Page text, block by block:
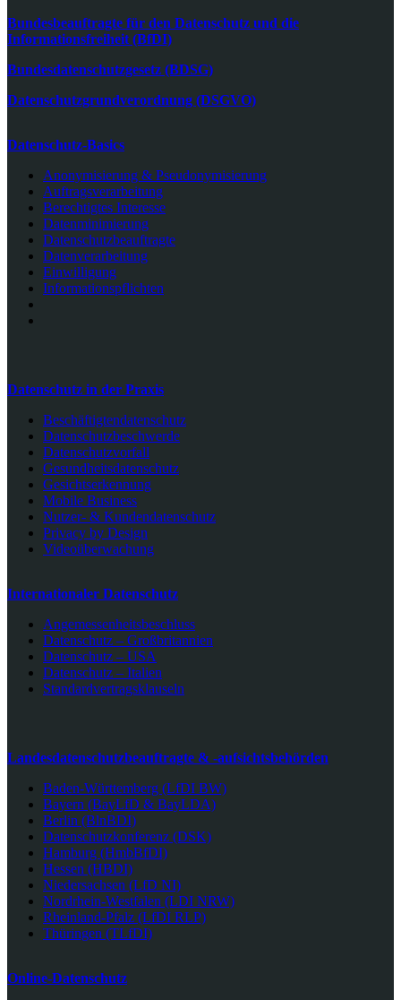
Bundesbeauftragte für den Datenschutz und die
Informationsfreiheit (BfDI)
Bundesdatenschutzgesetz (BDSG)
Datenschutzgrundverordnung (DSGVO)
Datenschutz-Basics
Anonymisierung & Pseudonymisierung
Auftragsverarbeitung
Berechtigtes Interesse
Datenminimierung
Datenschutzbeauftragte
Datenverarbeitung
Einwilligung
Informationspflichten
Datenschutz in der Praxis
Beschäftigtendatenschutz
Datenschutzbeschwerde
Datenschutzvorfall
Gesundheitsdatenschutz
Gesichtserkennung
Mobile Business
Nutzer- & Kundendatenschutz
Privacy by Design
Videoüberwachung
Internationaler Datenschutz
Angemessenheitsbeschluss
Datenschutz – Großbritannien
Datenschutz – USA
Datenschutz – Italien
Standardvertragsklauseln
Landesdatenschutzbeauftragte & -aufsichtsbehörden
Baden-Württemberg (LfDI BW)
Bayern (BayLfD & BayLDA)
Berlin (BlnBDI)
Datenschutzkonferenz (DSK)
Hamburg (HmbBfDI)
Hessen (HBDI)
Niedersachsen (LfD NI)
Nordrhein-Westfalen (LDI NRW)
Rheinland-Pfalz (LfDI RLP)
Thüringen (TLfDI)
Online-Datenschutz